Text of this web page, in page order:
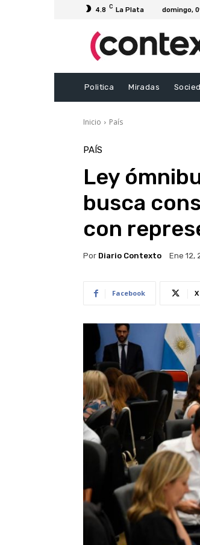
4.8 C La Plata domingo,
Politica Miradas
Inicio País
PAÍS
Ley
busca
con
Por Diario Contexto Ene 12,
Facebook X